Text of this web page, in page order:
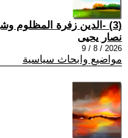
(3) -الدين زفرة المظلوم وشهقة المكلوم-[1]
نصار يحيى
2026 / 8 / 9
مواضيع وابحاث سياسية